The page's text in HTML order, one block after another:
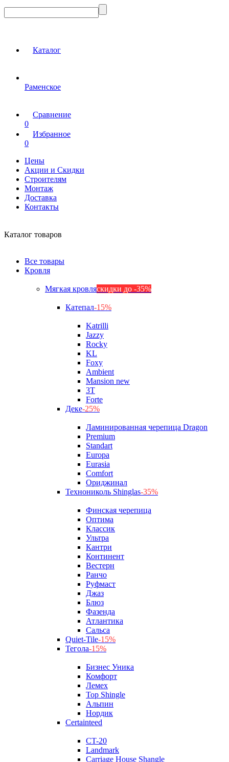
Каталог
Раменское
Сравнение
0
Избранное
0
Цены
Акции и Скидки
Строителям
Монтаж
Доставка
Контакты
Каталог товаров
Все товары
Кровля
Мягкая кровляскидки до -35%
Катепал-15%
Katrilli
Jazzy
Rocky
KL
Foxy
Ambient
Mansion new
3Т
Forte
Деке-25%
Ламинированная черепица Dragon
Premium
Standart
Europa
Eurasia
Comfort
Ориджинал
Технониколь Shinglas-35%
Финская черепица
Оптима
Классик
Ультра
Кантри
Континент
Вестерн
Ранчо
Руфмаст
Джаз
Блюз
Фазенда
Атлантика
Сальса
Quiet-Tile-15%
Тегола-15%
Бизнес Уника
Комфорт
Лемех
Top Shingle
Альпин
Нордик
Certainteed
CT-20
Landmark
Carriage House Shangle